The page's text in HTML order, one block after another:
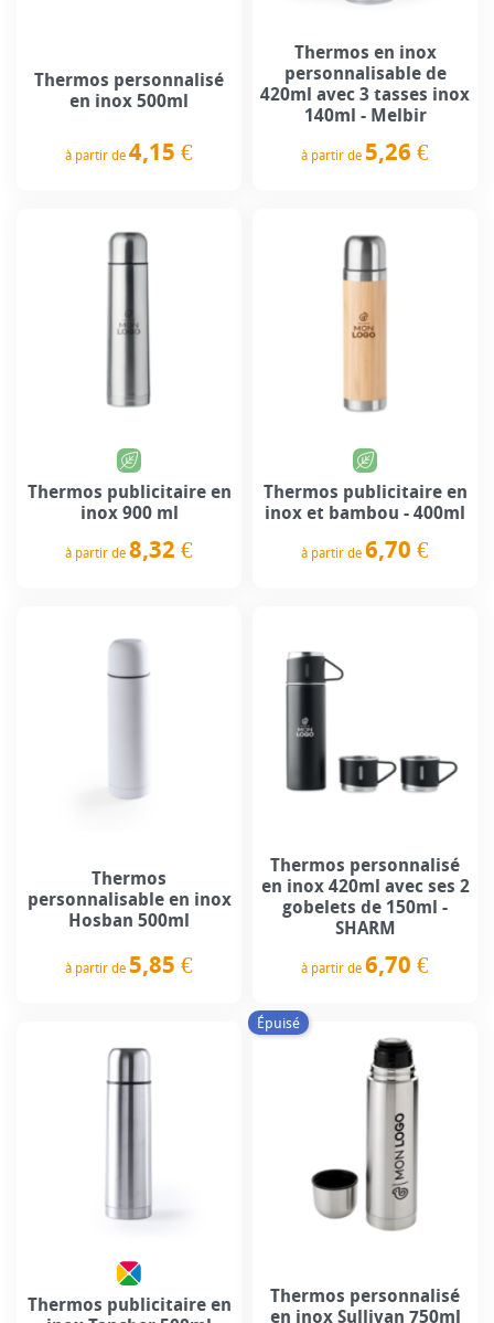
Thermos personnalisé
en inox 500ml
à partir de 4,15 €
Thermos en inox
personnalisable de
420ml avec 3 tasses inox
140ml - Melbir
à partir de 5,26 €
Thermos publicitaire en
inox 900 ml
à partir de 8,32 €
Thermos publicitaire en
inox et bambou - 400ml
à partir de 6,70 €
Thermos
personnalisable en inox
Hosban 500ml
à partir de 5,85 €
Thermos personnalisé
en inox 420ml avec ses 2
gobelets de 150ml -
SHARM
à partir de 6,70 €
Thermos publicitaire en
Épuisé
Thermos personnalisé
en inox Sullivan 750ml